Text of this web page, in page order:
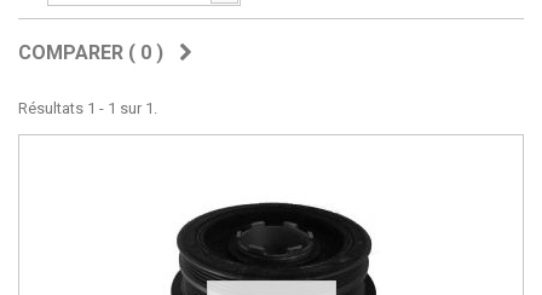
COMPARER ( 0 )
Résultats 1 - 1 sur 1.